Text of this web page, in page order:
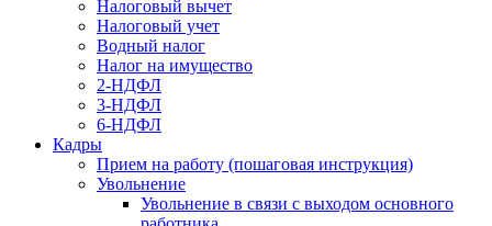
Налоговый вычет
Налоговый учет
Водный налог
Налог на имущество
2-НДФЛ
3-НДФЛ
6-НДФЛ
Кадры
Прием на работу (пошаговая инструкция)
Увольнение
Увольнение в связи с выходом основного